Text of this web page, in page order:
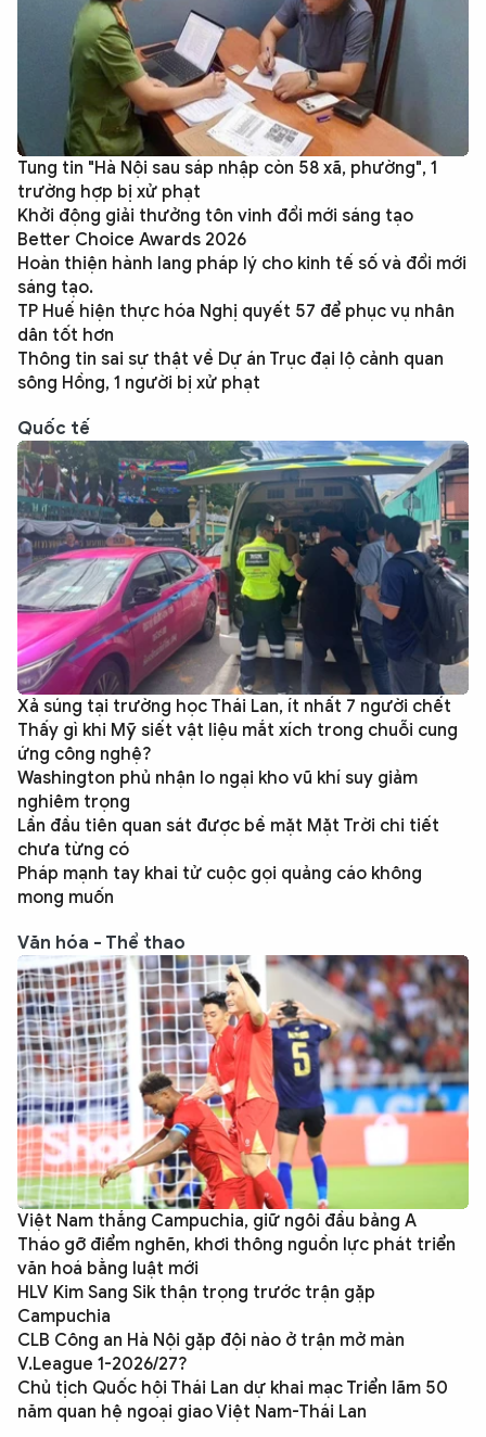
Tung tin "Hà Nội sau sáp nhập còn 58 xã, phường", 1
trường hợp bị xử phạt
Khởi động giải thưởng tôn vinh đổi mới sáng tạo
Better Choice Awards 2026
Hoàn thiện hành lang pháp lý cho kinh tế số và đổi mới
sáng tạo.
TP Huế hiện thực hóa Nghị quyết 57 để phục vụ nhân
dân tốt hơn
Thông tin sai sự thật về Dự án Trục đại lộ cảnh quan
sông Hồng, 1 người bị xử phạt
Quốc tế
Xả súng tại trường học Thái Lan, ít nhất 7 người chết
Thấy gì khi Mỹ siết vật liệu mắt xích trong chuỗi cung
ứng công nghệ?
Washington phủ nhận lo ngại kho vũ khí suy giảm
nghiêm trọng
Lần đầu tiên quan sát được bề mặt Mặt Trời chi tiết
chưa từng có
Pháp mạnh tay khai tử cuộc gọi quảng cáo không
mong muốn
Văn hóa - Thể thao
Việt Nam thắng Campuchia, giữ ngôi đầu bảng A
Tháo gỡ điểm nghẽn, khơi thông nguồn lực phát triển
văn hoá bằng luật mới
HLV Kim Sang Sik thận trọng trước trận gặp
Campuchia
CLB Công an Hà Nội gặp đội nào ở trận mở màn
V.League 1-2026/27?
Chủ tịch Quốc hội Thái Lan dự khai mạc Triển lãm 50
năm quan hệ ngoại giao Việt Nam-Thái Lan